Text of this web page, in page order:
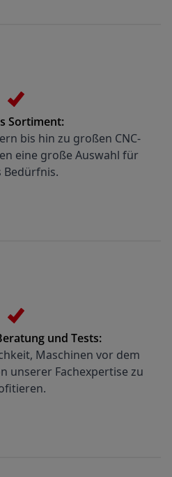
Sortiment:
bis hin zu großen CNC-
eine große Auswahl für
Bedürfnis.
und Tests:
Maschinen vor dem
unserer Fachexpertise zu